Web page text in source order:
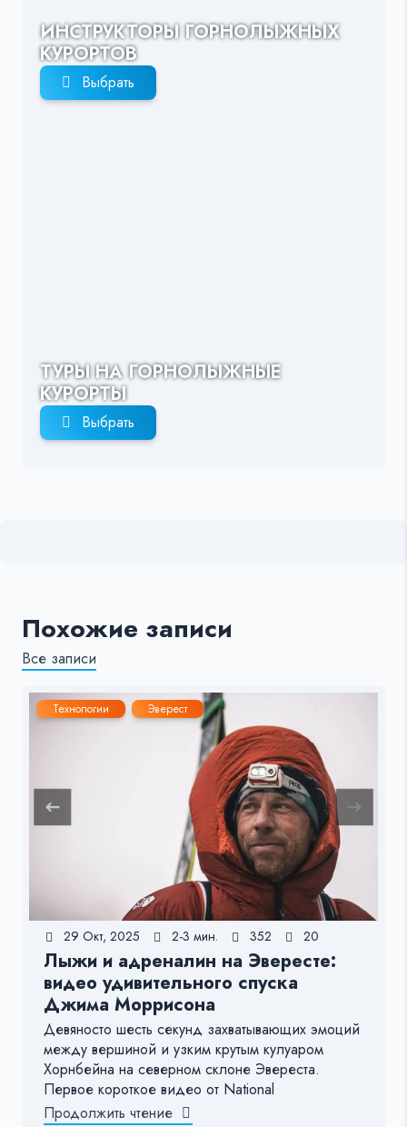
ИНСТРУКТОРЫ ГОРНОЛЫЖНЫХ
КУРОРТОВ
Выбрать
ТУРЫ НА ГОРНОЛЫЖНЫЕ
КУРОРТЫ
Выбрать
Похожие записи
Все записи
Технологии Эверест
29 Окт, 2025 2-3 мин. 352 20
Лыжи и адреналин на Эвересте:
видео удивительного спуска
Джима Моррисона
Девяносто шесть секунд захватывающих эмоций
между вершиной и узким крутым кулуаром
Хорнбейна на северном склоне Эвереста.
Первое короткое видео от National
Продолжить чтение